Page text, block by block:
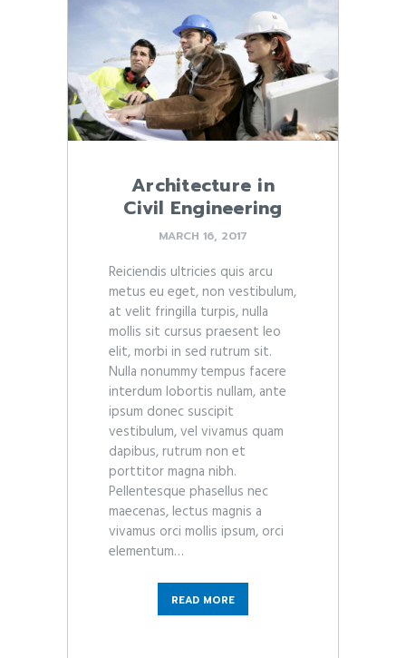
Architecture in
Civil Engineering
MARCH 16, 2017
Reiciendis ultricies quis arcu
metus eu eget, non vestibulum,
at velit fringilla turpis, nulla
mollis sit cursus praesent leo
elit, morbi in sed rutrum sit.
Nulla nonummy tempus facere
interdum lobortis nullam, ante
ipsum donec suscipit
vestibulum, vel vivamus quam
dapibus, rutrum non et
porttitor magna nibh.
Pellentesque phasellus nec
maecenas, lectus magnis a
vivamus orci mollis ipsum, orci
elementum…
READ MORE